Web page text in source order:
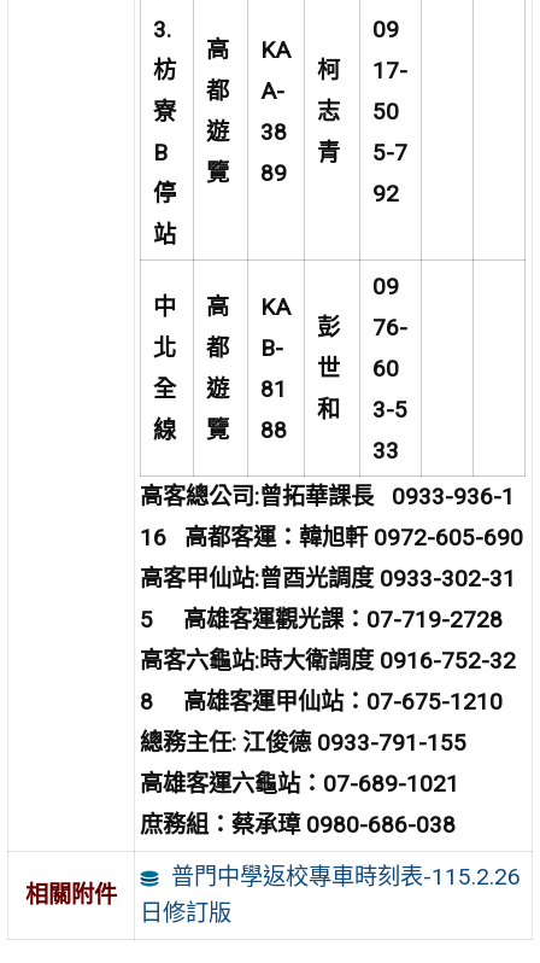
3.
枋
寮
B
停
站
高
都
遊
覽
KA
A-
38
89
柯
志
青
09
17-
50
5-7
92
中
北
全
線
高
都
遊
覽
KA
B-
81
88
彭
世
和
09
76-
60
3-5
33
高客總公司:曾拓華課長 0933-936-1
16 高都客運：韓旭軒 0972-605-690
高客甲仙站:曾酉光調度 0933-302-31
5 高雄客運觀光課：07-719-2728
高客六龜站:時大衛調度 0916-752-32
8 高雄客運甲仙站：07-675-1210
總務主任: 江俊德 0933-791-155
高雄客運六龜站：07-689-1021
庶務組：蔡承璋 0980-686-038
相關附件
普門中學返校專車時刻表-115.2.26
日修訂版